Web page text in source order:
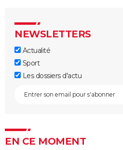
NEWSLETTERS
Actualité
Sport
Les dossiers d'actu
EN CE MOMENT